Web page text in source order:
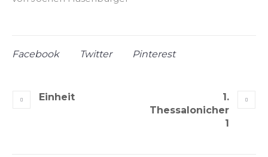
Facebook Twitter Pinterest
Einheit
1.
Thessalonicher
1